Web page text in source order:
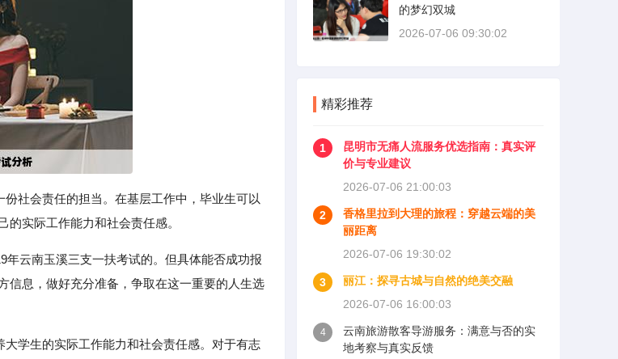
社会责任的担当。在基层工作中，毕业生可以
实际工作能力和社会责任感。
云南玉溪三支一扶考试的。但具体能否成功报
信息，做好充分准备，争取在这一重要的人生选
学生的实际工作能力和社会责任感。对于有志
的梦幻双城
2026-07-06 09:30:02
精彩推荐
1
昆明市无痛人流服务优选指南：真实评
价与专业建议
2026-07-06 21:00:03
2
香格里拉到大理的旅程：穿越云端的美
丽距离
2026-07-06 19:30:02
3
丽江：探寻古城与自然的绝美交融
2026-07-06 16:00:03
4
云南旅游散客导游服务：满意与否的实
地考察与真实反馈